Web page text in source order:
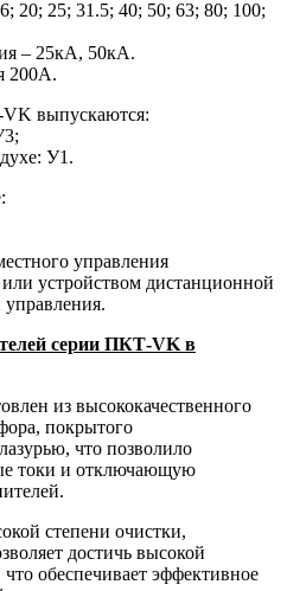
20; 25; 31.5; 40; 50; 63; 80; 100;
– 25кА, 50кА.
200А.
выпускаются:
У1.
управления
устройством дистанционной
серии ПКТ-VK в
из высококачественного
покрытого
что позволило
токи и отключающую
степени очистки,
достичь высокой
обеспечивает эффективное